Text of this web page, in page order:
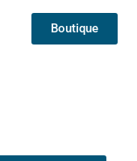
Boutique